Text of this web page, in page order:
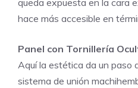
queda expuesta en la cara
hace más accesible en
Panel con Tornillería
Aquí la estética da un paso
sistema de unión